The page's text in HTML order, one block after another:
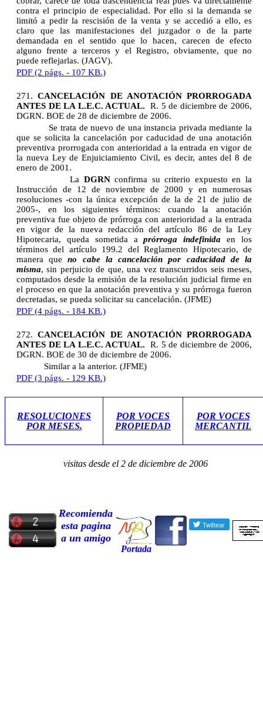
contra el principio de especialidad. Por ello si la demanda se
limitó a pedir la rescisión de la venta y se accedió a ello, es
claro que las manifestaciones del juzgador o de la parte
demandada en el sentido que lo hacen, carecen de efecto
alguno frente a terceros y el Registro, obviamente, que no
puede reflejarlas. (JAGV).
PDF (2 págs. - 107 KB.)
271.CANCELACIÓN DE ANOTACIÓN PRORROGADA
ANTES DE LA L.E.C. ACTUAL.
R. 5 de diciembre de 2006,
DGRN. BOE de 28 de diciembre de 2006.
Se trata de nuevo de una instancia privada mediante la
que se solicita la cancelación por caducidad de una anotación
preventiva prorrogada con anterioridad a la entrada en vigor de
la nueva Ley de Enjuiciamiento Civil, es decir, antes del 8 de
enero de 2001.
La DGRNconfirma su criterio expuesto en la
Instrucción de 12 de noviembre de 2000 y en numerosas
resoluciones -con la única excepción de la de 21 de julio de
2005-, en los siguientes términos: cuando la anotación
preventiva fue objeto de prórroga con anterioridad a la entrada
en vigor de la nueva redacción del artículo 86 de la Ley
Hipotecaria, queda sometida aprórroga indefinida en los
términos del artículo 199.2 del Reglamento Hipotecario, de
manera queno cabe la cancelación por caducidad de la
misma, sin perjuicio de que, una vez transcurridos seis meses,
computados desde la emisión de la resolución judicial firme en
el proceso en que la anotación preventiva y su prórroga fueron
decretadas, se pueda solicitar su cancelación. (JFME)
PDF (4 págs. - 184 KB.)
272.CANCELACIÓN DE ANOTACIÓN PRORROGADA
ANTES DE LA L.E.C. ACTUAL.
R. 5 de diciembre de 2006,
DGRN. BOE de 30 de diciembre de 2006.
Similar a la anterior. (JFME)
PDF (3 págs. - 129 KB.)
RESOLUCIONES
POR MESES.
POR VOCES
PROPIEDAD
POR VOCES
MERCANTIL
visitas desde el 2 de diciembre de 2006
Recomienda
esta pagina
a un amigo
Portada